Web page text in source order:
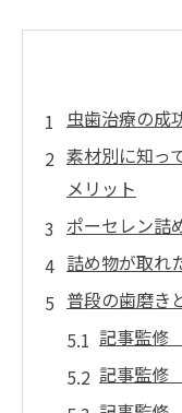
虫歯治療の成
素材別に知っ
メリット
ポーセレン詰
詰め物が取れ
普段の歯磨き
記事監修
記事監修